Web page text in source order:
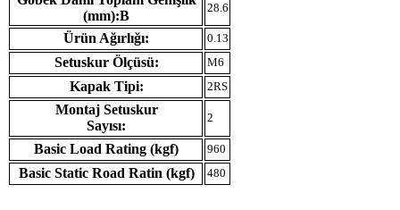
(mm):B
28.6
Ürün Ağırlığı: 0.13
Setuskur Ölçüsü: M6
Kapak Tipi: 2RS
Montaj Setuskur
Sayısı:
2
Basic Load Rating (kgf) 960
Basic Static Road Ratin (kgf) 480